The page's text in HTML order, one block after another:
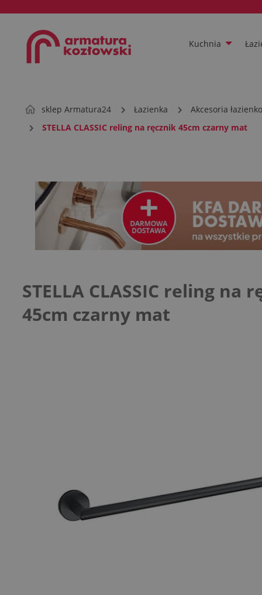
Kuchnia
sklep Armatura24 Łazienka Akcesoria
STELLA CLASSIC reling na ręcznik 45cm czarny mat
STELLA CLASSIC reling na
45cm czarny mat